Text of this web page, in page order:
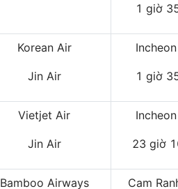
1 giờ
Korean Air
Jin Air 1 giờ
Vietjet Air
Jin Air 23 giờ
Bamboo Airways Cam